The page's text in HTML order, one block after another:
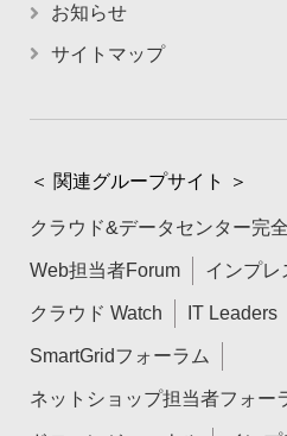
お知らせ
サイトマップ
＜ 関連グループサイト ＞
クラウド&データセンター完
Web担当者Forum インプレ
クラウド Watch IT Leaders
SmartGridフォーラム
ネットショップ担当者フォー